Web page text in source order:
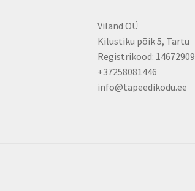
Viland OÜ
Kilustiku põik 5, Tartu
Registrikood: 14672909
+37258081446
info@tapeedikodu.ee